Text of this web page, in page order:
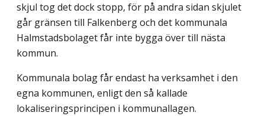
skjul tog det dock stopp, för på andra sidan skjulet
går gränsen till Falkenberg och det kommunala
Halmstadsbolaget får inte bygga över till nästa
kommun.
Kommunala bolag får endast ha verksamhet i den
egna kommunen, enligt den så kallade
lokaliseringsprincipen i kommunallagen.